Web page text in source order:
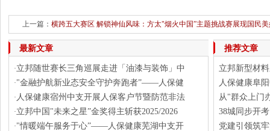
上一篇： 横跨五大赛区 解锁神仙风味：方太"烟火中国”主题挑战赛展现国民
下
最新文章
·立邦随世赛长三角巡展走进「油漆与装饰」中
·"金融护航新业态安全守护奔跑者”——人保健
· 人保健康宿州中支开展人保客户节暨防范非法
·立邦中国"未来之星”金奖得主斩获2025/2026
·"情暖端午服务于心”——人保健康芜湖中支开
推荐文章
立邦新型材
人保健康阜
从"群众上门
38城同步开
党建引领筑